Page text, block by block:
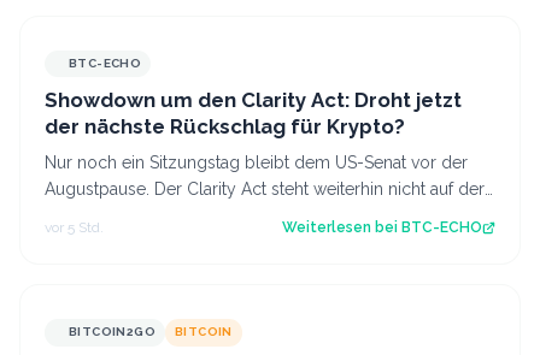
BTC-ECHO
Showdown um den Clarity Act: Droht jetzt
der nächste Rückschlag für Krypto?
Nur noch ein Sitzungstag bleibt dem US-Senat vor der
Augustpause. Der Clarity Act steht weiterhin nicht auf der
vor 5 Std. Weiterlesen bei BTC-ECHO
BITCOIN2GO BITCOIN